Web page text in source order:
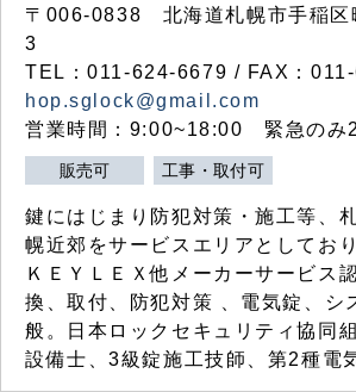
〒006-0838 北海道札幌市手稲区
3
TEL：011-624-6679 / FAX：
hop.sglock@gmail.com
営業時間：9:00~18:00 緊急のみ
販売可 工事・取付可
鍵にはじまり防犯対策・施工等、
幌近郊をサービスエリアとしており
ＫＥＹＬＥＸ他メーカーサービス
換、取付、防犯対策 、電気錠、シ
般。日本ロックセキュリティ協同
設備士、3級錠施工技師、第2種電